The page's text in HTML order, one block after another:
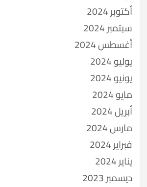
أكتوبر 2024
سبتمبر 2024
أغسطس 2024
يوليو 2024
يونيو 2024
مايو 2024
أبريل 2024
مارس 2024
فبراير 2024
يناير 2024
ديسمبر 2023